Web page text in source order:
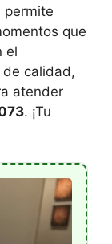
permite
que
el
de calidad,
atender
. ¡Tu